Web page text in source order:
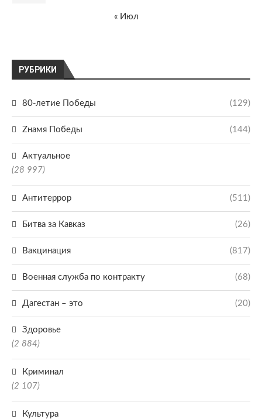
РУБРИКИ
80-летие Победы (129)
Zнамя Победы (144)
Актуальное
(28 997)
Антитеррор (511)
Битва за Кавказ (26)
Вакцинация (817)
Военная служба по контракту (68)
Дагестан – это (20)
Здоровье
(2 884)
Криминал
(2 107)
Культура
« Июл